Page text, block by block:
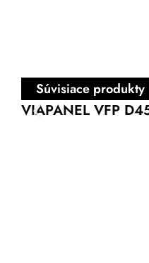
Súvisiace produkty
VIAPANEL VFP